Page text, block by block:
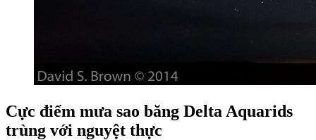
Cực điểm mưa sao băng Delta Aquarids
trùng với nguyệt thực